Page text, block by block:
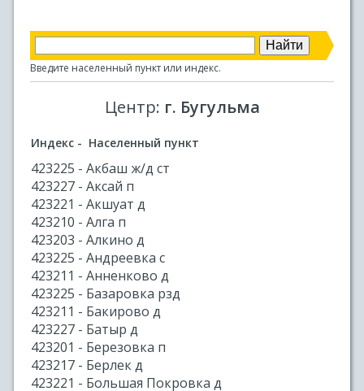
Введите населенный пункт или индекс.
Центр: г. Бугульма
Индекс - Населенный пункт
423225 - Акбаш ж/д ст
423227 - Аксай п
423221 - Акшуат д
423210 - Алга п
423203 - Алкино д
423225 - Андреевка с
423211 - Анненково д
423225 - Базаровка рзд
423211 - Бакирово д
423227 - Батыр д
423201 - Березовка п
423217 - Берлек д
423221 - Большая Покровка д